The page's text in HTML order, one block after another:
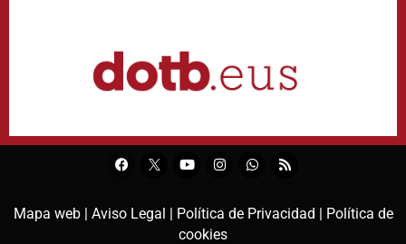
Mapa web | Aviso Legal | Política de Privacidad | Política de
cookies